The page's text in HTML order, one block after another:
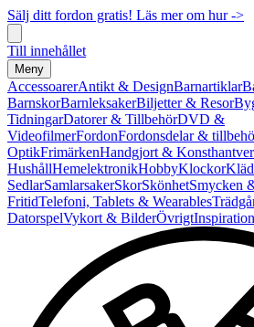
Sälj ditt fordon gratis! Läs mer om hur ->
Till innehållet
Meny
AccessoarerAntikt & DesignBarnartiklar
BarnskorBarnleksakerBiljetter & Resor
TidningarDatorer & TillbehörDVD &
VideofilmerFordonFordonsdelar &
OptikFrimärkenHandgjort &
HushållHemelektronikHobbyKlockor
SedlarSamlarsakerSkorSkönhetSmycken
FritidTelefoni, Tablets & Wearables
DatorspelVykort & BilderÖvrigtInspiration